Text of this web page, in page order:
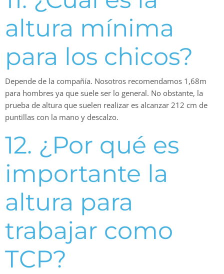
altura mínima
para los chicos?
Depende de la compañía. Nosotros recomendamos 1,68m
para hombres ya que suele ser lo general. No obstante, la
prueba de altura que suelen realizar es alcanzar 212 cm de
puntillas con la mano y descalzo.
12. ¿Por qué es
importante la
altura para
trabajar como
TCP?